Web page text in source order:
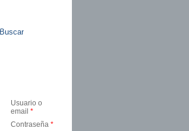
Usuario o
email *
Contraseña *